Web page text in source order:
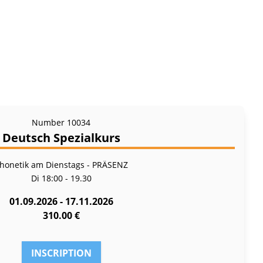
Number 10034
Deutsch Spezialkurs
am Dienstags - PRÄSENZ
Di 18:00 - 19.30
01.09.2026 - 17.11.2026
310.00 €
INSCRIPTION